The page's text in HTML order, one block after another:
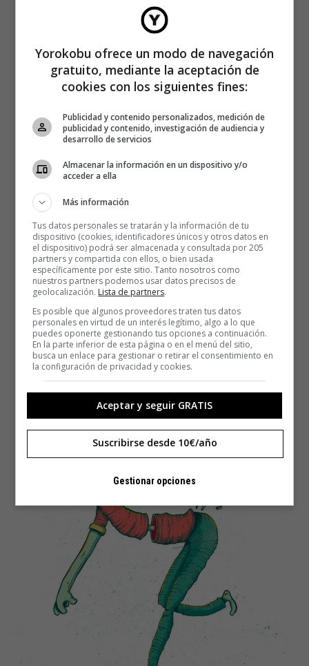
Yorokobu ofrece un modo de navegación
gratuito, mediante la aceptación de
cookies con los siguientes fines:
Publicidad y contenido personalizados, medición de
publicidad y contenido, investigación de audiencia y
desarrollo de servicios
Almacenar la información en un dispositivo y/o
acceder a ella
Más información
Tus datos personales se tratarán y la información de tu
dispositivo (cookies, identificadores únicos y otros datos en
el dispositivo) podrá ser almacenada y consultada por 205
partners y compartida con ellos, o bien usada
específicamente por este sitio. Tanto nosotros como
nuestros partners podemos usar datos precisos de
geolocalización. Lista de partners.
Es posible que algunos proveedores traten tus datos
personales en virtud de un interés legítimo, algo a lo que
puedes oponerte gestionando tus opciones a continuación.
En la parte inferior de esta página o en el menú del sitio,
busca un enlace para gestionar o retirar el consentimiento en
la configuración de privacidad y cookies.
Aceptar y seguir GRATIS
Suscribirse desde 10€/año
Gestionar opciones